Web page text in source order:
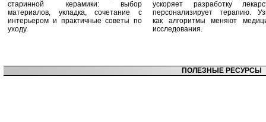
старинной керамики: выбор
материалов, укладка, сочетание с
интерьером и практичные советы по
уходу.
ускоряет разработку
персонализирует терапию.
как алгоритмы меняют
исследования.
ПОЛЕЗНЫЕ РЕСУРСЫ